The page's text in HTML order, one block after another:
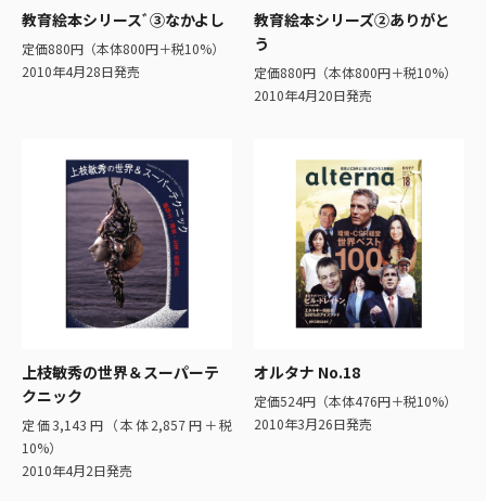
教育絵本シリースﾞ③なかよし
定価880円（本体800円＋税10%）
2010年4月28日発売
教育絵本シリーズ②ありがと
う
定価880円（本体800円＋税10%）
2010年4月20日発売
上枝敏秀の世界＆スーパーテ
クニック
定価3,143円（本体2,857円＋税
10%）
2010年4月2日発売
オルタナ No.18
定価524円（本体476円＋税10%）
2010年3月26日発売